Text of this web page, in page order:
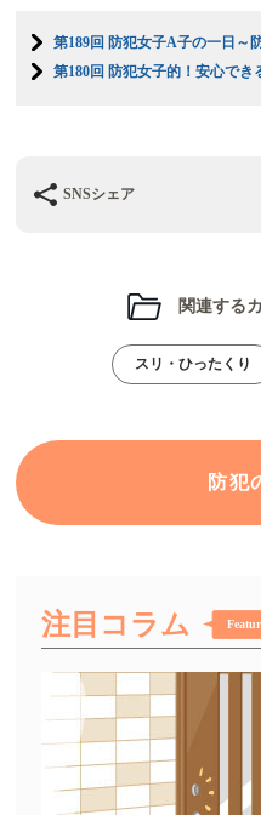
第189回 防犯女子A子の一日～
第180回 防犯女子的！安心でき
SNSシェア
関連する
スリ・ひったくり
防犯
注目コラム